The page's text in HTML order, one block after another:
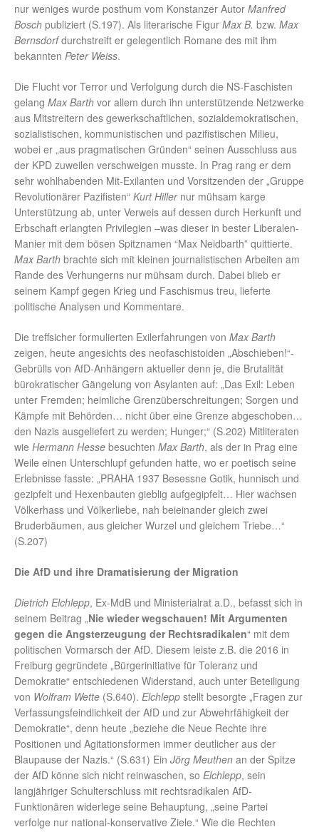
nur weniges wurde posthum vom Konstanzer Autor Manfred
Bosch publiziert (S.197). Als literarische Figur Max B. bzw. Max
Bernsdorfdurchstreift er gelegentlich Romane des mit ihm
bekannten Peter Weiss.
Die Flucht vor Terror und Verfolgung durch die NS-Faschisten
gelang Max Barth vor allem durch ihn unterstützende Netzwerke
aus Mitstreitern des gewerkschaftlichen, sozialdemokratischen,
sozialistischen, kommunistischen und pazifistischen Milieu,
wobei er „aus pragmatischen Gründen“ seinen Ausschluss aus
der KPD zuweilen verschweigen musste. In Prag rang er dem
sehr wohlhabenden Mit-Exilanten und Vorsitzenden der „Gruppe
Revolutionärer Pazifisten“ Kurt Hillernur mühsam karge
Unterstützung ab, unter Verweis auf dessen durch Herkunft und
Erbschaft erlangten Privilegien –was dieser in bester Liberalen-
Manier mit dem bösen Spitznamen “Max Neidbarth” quittierte.
Max Barth brachte sich mit kleinen journalistischen Arbeiten am
Rande des Verhungerns nur mühsam durch. Dabei blieb er
seinem Kampf gegen Krieg und Faschismus treu, lieferte
politische Analysen und Kommentare.
Die treffsicher formulierten Exilerfahrungen von Max Barth
zeigen, heute angesichts des neofaschistoiden „Abschieben!“-
Gebrülls von AfD-Anhängern aktueller denn je, die Brutalität
bürokratischer Gängelung von Asylanten auf: „Das Exil: Leben
unter Fremden; heimliche Grenzüberschreitungen; Sorgen und
Kämpfe mit Behörden… nicht über eine Grenze abgeschoben…
den Nazis ausgeliefert zu werden; Hunger;“ (S.202) Mitliteraten
wie Hermann Hesse besuchten Max Barth, als der in Prag eine
Weile einen Unterschlupf gefunden hatte, wo er poetisch seine
Erlebnisse fasste: „PRAHA 1937 Besessne Gotik, hunnisch und
gezipfelt und Hexenbauten gieblig aufgegipfelt… Hier wachsen
Völkerhass und Völkerliebe, nah beieinander gleich zwei
Bruderbäumen, aus gleicher Wurzel und gleichem Triebe…“
(S.207)
Die AfD und ihre Dramatisierung der Migration
Dietrich Elchlepp, Ex-MdB und Ministerialrat a.D., befasst sich in
seinem Beitrag „Nie wieder wegschauen! Mit Argumenten
gegen die Angsterzeugung der Rechtsradikalen“ mit dem
politischen Vormarsch der AfD. Diesem leiste z.B. die 2016 in
Freiburg gegründete „Bürgerinitiative für Toleranz und
Demokratie“ entschiedenen Widerstand, auch unter Beteiligung
von Wolfram Wette (S.640). Elchlepp stellt besorgte „Fragen zur
Verfassungsfeindlichkeit der AfD und zur Abwehrfähigkeit der
Demokratie“, denn heute „beziehe die Neue Rechte ihre
Positionen und Agitationsformen immer deutlicher aus der
Blaupause der Nazis.“ (S.631) Ein Jörg Meuthen an der Spitze
der AfD könne sich nicht reinwaschen, so Elchlepp, sein
langjähriger Schulterschluss mit rechtsradikalen AfD-
Funktionären widerlege seine Behauptung, „seine Partei
verfolge nur national-konservative Ziele.“ Wie die Rechten